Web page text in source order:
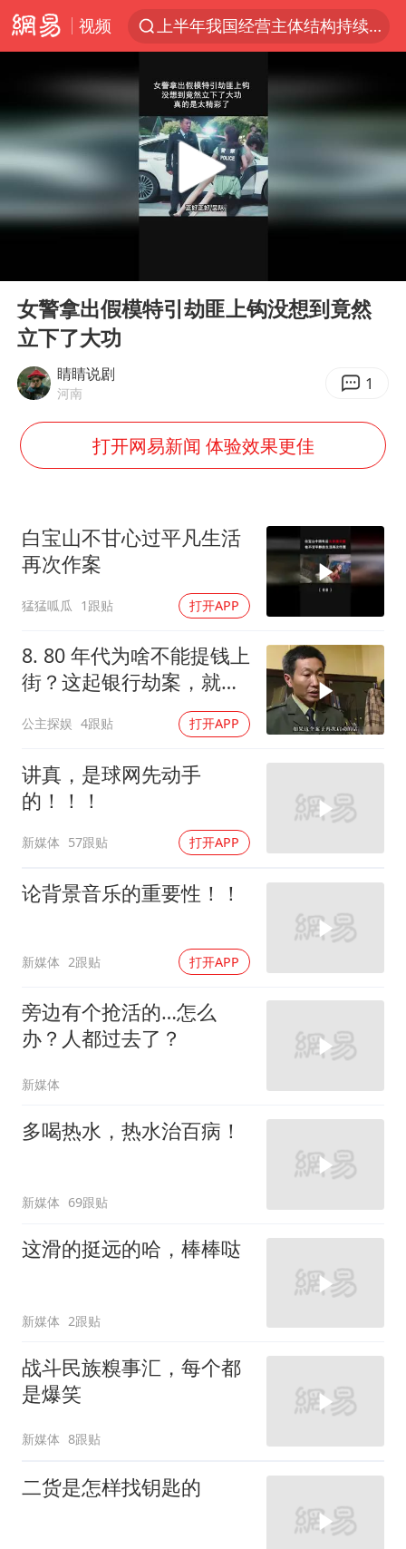
视频
上半年我国经营主体结构持续优化
《披荆斩棘2026》阵容官宣
中国第1高楼阻尼器摆动明显
上海有出现龙卷潜势
上门女婿出轨女邻居多年被判重婚罪
挡“张雪机车”民进党当局怕什么
灌溉水坝被隔成鱼塘 村民投诉20余年
奋力开创中国式现代化建设新局面
Play
女警拿出假模特引劫匪上钩没想到竟然
立下了大功
睛睛说剧
河南 1
打开网易新闻 体验效果更佳
白宝山不甘心过平凡生活
再次作案
猛猛呱瓜 1跟贴 打开APP
8. 80 年代为啥不能提钱上
街？这起银行劫案，就是
公主探娱 4跟贴 打开APP
讲真，是球网先动手
的！！！
新媒体 57跟贴 打开APP
论背景音乐的重要性！！
新媒体 2跟贴 打开APP
旁边有个抢活的…怎么
办？人都过去了？
新媒体
多喝热水，热水治百病！
新媒体 69跟贴
这滑的挺远的哈，棒棒哒
新媒体 2跟贴
战斗民族糗事汇，每个都
是爆笑
新媒体 8跟贴
二货是怎样找钥匙的